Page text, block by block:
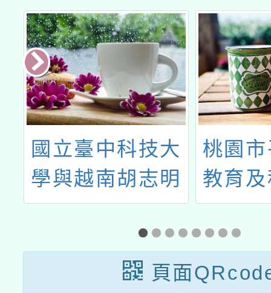
國立臺中科技大
學與越南胡志明
市國家大學下屬
人文與社會科學
大學合作辦理
桃園
教育
3月份
頁面